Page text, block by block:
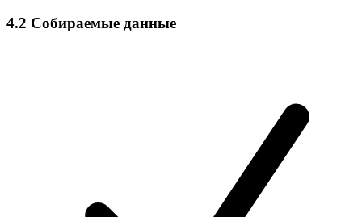
4.2 Собираемые данные